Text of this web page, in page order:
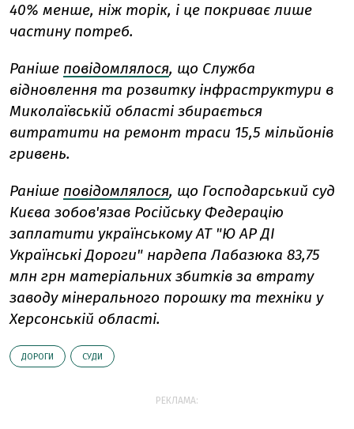
40% менше, ніж торік, і це покриває лише
частину потреб.
Раніше повідомлялося, що Служба
відновлення та розвитку інфраструктури в
Миколаївській області збирається
витратити на ремонт траси 15,5 мільйонів
гривень.
Раніше повідомлялося, що Господарський суд
Києва зобов'язав Російську Федерацію
заплатити українському АТ "Ю АР ДІ
Українські Дороги" нардепа Лабазюка 83,75
млн грн матеріальних збитків за втрату
заводу мінерального порошку та техніки у
Херсонській області.
ДОРОГИ СУДИ
РЕКЛАМА: